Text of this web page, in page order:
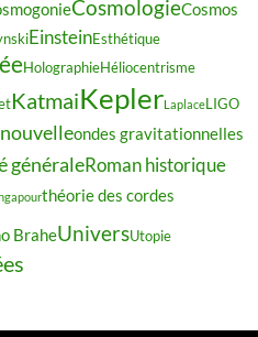
CosmologieCosmos
EinsteinEsthétique
HolographieHéliocentrisme
KatmaiKeplerLaplaceLIGO
nouvelleondes gravitationnelles
généraleRoman historique
théorie des cordes
BraheUniversUtopie